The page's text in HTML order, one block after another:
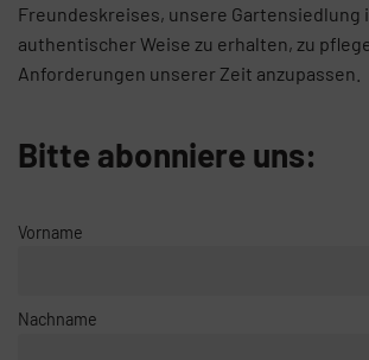
Freundeskreises, unsere Gartensiedlung
authentischer Weise zu erhalten, zu
Anforderungen unserer Zeit anzupassen.
Bitte abonniere uns:
Vorname
Nachname